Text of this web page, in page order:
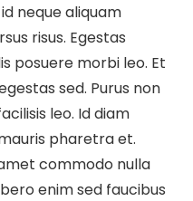
neque aliquam
risus. Egestas
posuere morbi leo. Et
sed. Purus non
leo. Id diam
pharetra et.
commodo nulla
enim sed faucibus